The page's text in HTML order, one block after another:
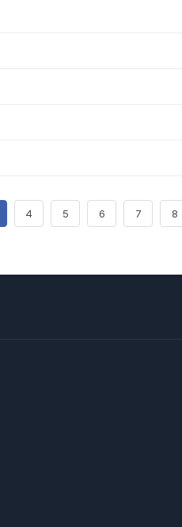
4 5 6 7 8